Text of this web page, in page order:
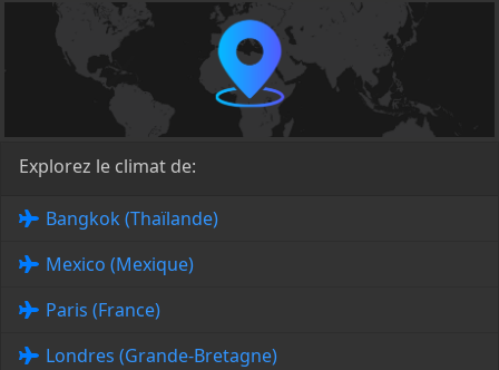
Explorez le climat de:
Bangkok (Thaïlande)
Mexico (Mexique)
Paris (France)
Londres (Grande-Bretagne)